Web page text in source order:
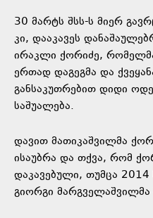
30 მარტს შსს-ს მიერ
კი, დააკავეს
ირაკლი ქორიძე,
ერთად დაგეგმა და
განსაკუთრებით დიდი
საშუალება.
დავით მათიკაშვილმა
ისაუბრა და თქვა, რომ
დაკავებული, თუმცა
გიორგი მარგველაშვილმა